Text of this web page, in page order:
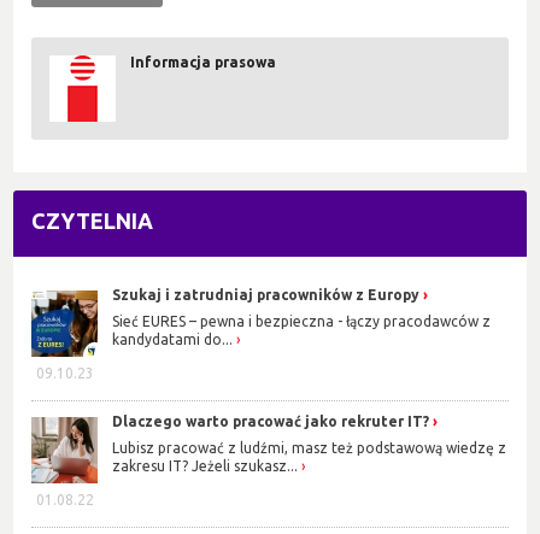
Informacja prasowa
CZYTELNIA
09.10.23
Szukaj i zatrudniaj pracowników z Europy
Sieć EURES – pewna i bezpieczna - łączy pracodawców z
kandydatami do...
01.08.22
Dlaczego warto pracować jako rekruter IT?
Lubisz pracować z ludźmi, masz też podstawową wiedzę z
zakresu IT? Jeżeli szukasz...